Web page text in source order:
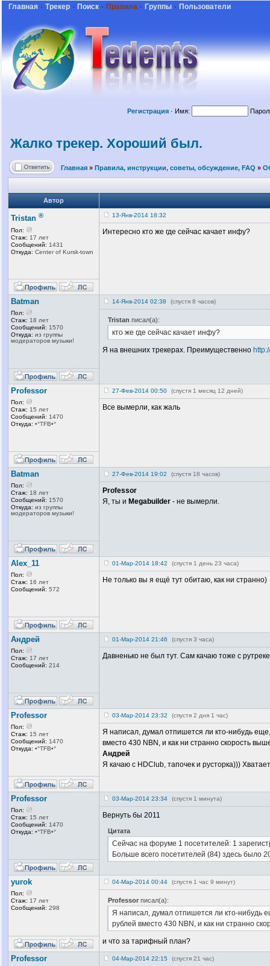
Главная · Трекер · Поиск · Правила · Группы · Пользователи
Регистрация · Имя:
Жалко трекер. Хороший был.
Главная » Правила, инструкции, советы, обсуждение, FAQ »
Автор
Tristan ®
Пол:
Стаж: 17 лет
Сообщений: 1431
Откуда: Center of Kursk-town
13-Янв-2014 18:32
Интересно кто же где сейчас качает инфу?
Batman
Пол:
Стаж: 18 лет
Сообщений: 1570
Откуда: из группы
модераторов музыки!
14-Янв-2014 02:38 (спустя 8 часов)
Tristan писал(а):
кто же где сейчас качает инфу?
Я на внешних трекерах. Преимущественно
Professor
Пол:
Стаж: 15 лет
Сообщений: 1470
Откуда: •°TFB•°
27-Фев-2014 00:50 (спустя 1 месяц 12 дней)
Все вымерли, как жаль
Batman
Пол:
Стаж: 18 лет
Сообщений: 1570
Откуда: из группы
модераторов музыки!
27-Фев-2014 19:02 (спустя 18 часов)
Professor
Я, ты и Megabuilder - не вымерли.
Alex_11
Пол:
Стаж: 16 лет
Сообщений: 572
01-Мар-2014 18:42 (спустя 1 день 23 часа)
Не только вы я ещё тут обитаю, как ни странно)
Андрей
Пол:
Стаж: 17 лет
Сообщений: 214
01-Мар-2014 21:46 (спустя 3 часа)
Давненько не был тут. Сам качаю тоже с
Professor
Пол:
Стаж: 15 лет
Сообщений: 1470
Откуда: •°TFB•°
03-Мар-2014 23:32 (спустя 2 дня 1 час)
Я написал, думал отпишется ли кто-нибудь
вместо 430 NBN, и как ни странно скорость
Андрей
Я качаю с HDClub, тапочек и русторка)))
Professor
Пол:
Стаж: 15 лет
Сообщений: 1470
Откуда: •°TFB•°
03-Мар-2014 23:34 (спустя 1 минута)
Вернуть бы 2011
Цитата
Сейчас на форуме 1 посетителей: 1
Больше всего посетителей (84) здесь было
yurok
Пол:
Стаж: 17 лет
Сообщений: 298
04-Мар-2014 00:44 (спустя 1 час 9 минут)
Professorписал(а):
Я написал, думал отпишется ли кто-нибудь
рублей вместо 430 NBN, и как ни странно
и что за тарифный план?
Professor 04-Мар-2014 22:15 (спустя 21 час)